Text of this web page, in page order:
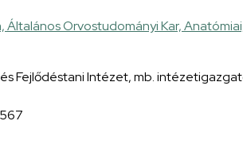
Általános Orvostudományi Kar,
Fejlődéstani Intézet, mb.